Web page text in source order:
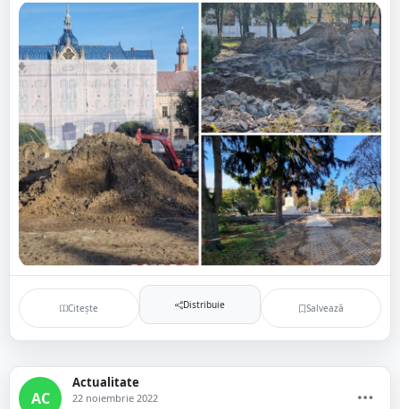
Citește Distribuie Salvează
AC
Actualitate
22 noiembrie 2022